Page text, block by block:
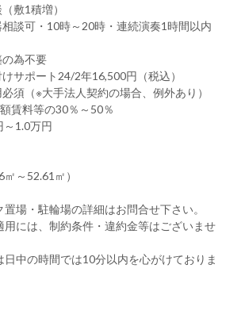
1積増）
・10時～20時・連続演奏1時間以内
為不要
ポート24/2年16,500円（税込）
（※大手法人契約の場合、例外あり）
賃料等の30％～50％
～1.0万円
～52.61㎡）
場・駐輪場の詳細はお問合せ下さい。
には、制約条件・違約金等はございませ
中の時間では10分以内を心がけておりま